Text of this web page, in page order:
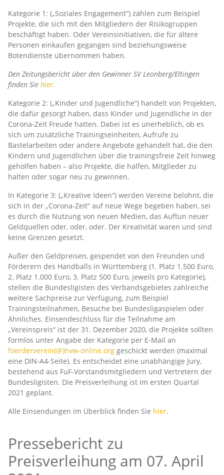
Kategorie 1: („Soziales Engagement“) zählen zum Beispiel
Projekte, die sich mit den Mitgliedern der Risikogruppen
beschäftigt haben. Oder Vereinsinitiativen, die für ältere
Personen einkaufen gegangen sind beziehungsweise
Botendienste übernommen haben.
Den Zeitungsbericht über den Gewinner SV Leonberg/Eltingen
finden Sie hier.
Kategorie 2: („Kinder und Jugendliche“) handelt von Projekten,
die dafür gesorgt haben, dass Kinder und Jugendliche in der
Corona-Zeit Freude hatten. Dabei ist es unerheblich, ob es
sich um zusätzliche Trainingseinheiten, Aufrufe zu
Bastelarbeiten oder andere Angebote gehandelt hat, die den
Kindern und Jugendlichen über die trainingsfreie Zeit hinweg
geholfen haben – also Projekte, die halfen, Mitglieder zu
halten oder sogar neu zu gewinnen.
In Kategorie 3: („Kreative Ideen“) werden Vereine belohnt, die
sich in der „Corona-Zeit“ auf neue Wege begeben haben, sei
es durch die Nutzung von neuen Medien, das Auftun neuer
Geldquellen oder, oder, oder. Der Kreativität waren und sind
keine Grenzen gesetzt.
Außer den Geldpreisen, gespendet von den Freunden und
Förderern des Handballs in Württemberg (1. Platz 1.500 Euro,
2. Platz 1.000 Euro, 3. Platz 500 Euro, jeweils pro Kategorie),
stellen die Bundesligisten des Verbandsgebietes zahlreiche
weitere Sachpreise zur Verfügung, zum Beispiel
Trainingsteilnahmen, Besuche bei Bundesligaspielen oder
Ähnliches. Einsendeschluss für die Teilnahme am
„Vereinspreis“ ist der 31. Dezember 2020, die Projekte sollten
formlos unter Angabe der Kategorie per E-Mail an
foerderverein(@)hvw-online.org geschickt werden (maximal
eine DIN-A4-Seite). Es entscheidet eine unabhängige Jury,
bestehend aus FuF-Vorstandsmitgliedern und Vertretern der
Bundesligisten. Die Preisverleihung ist im ersten Quartal
2021 geplant.
Alle Einsendungen im Überblick finden Sie hier.
Pressebericht zu
Preisverleihung am 07. April